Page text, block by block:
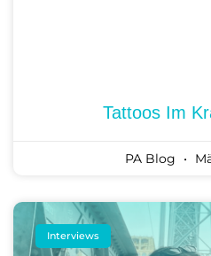
Tattoos Im
PA Blog
Interviews